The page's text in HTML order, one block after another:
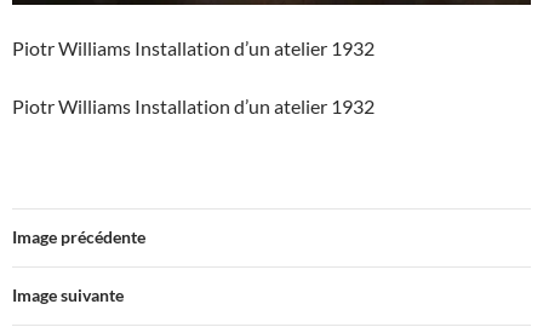
Piotr Williams Installation d’un atelier 1932
Piotr Williams Installation d’un atelier 1932
Image précédente
Image suivante